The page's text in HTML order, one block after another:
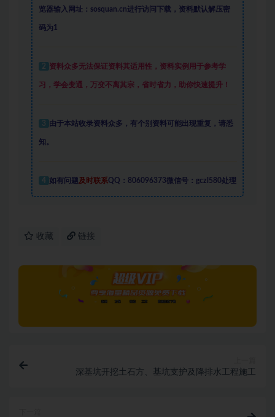
览器输入网址：sosquan.cn进行访问下载， 资料默认解压密
码为1
2 资料众多无法保证资料其适用性，资料实例 用于参考学
习，学会变通，万变不离其宗，省时省力，助你快速提升！
3 由于本站收录资料众多，有个别资料可能出现重复，请悉
知。
4 如有问题及时联系QQ：806096373微信号：gczl580处理
收藏 链接
深基坑开挖土石方、基坑支护及降排水工程施工